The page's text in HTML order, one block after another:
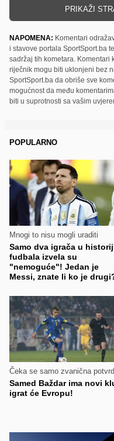
PRIKAŽI
NAPOMENA: Komentari
i stavove portala SportSport.ba
sadržaj tih kometara.
riječnik mogu biti uklonjeni bez
SportSport.ba da obriše sve
mogućnost da među
biti u suprotnosti sa vašim
POPULARNO
Mnogi to nisu mogli uraditi
Samo dva igrača u
fudbala izvela su
"nemoguće"! Jedan je
Messi, znate li ko je
Čeka se samo zvanična
Samed Baždar ima novi
igrat će Evropu!